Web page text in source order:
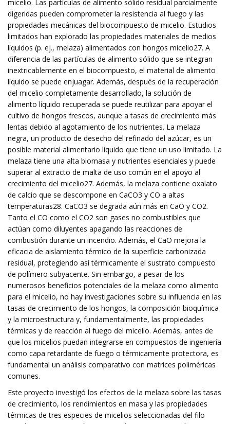
micelio. Las partículas de alimento sólido residual parcialmente
digeridas pueden comprometer la resistencia al fuego y las
propiedades mecánicas del biocompuesto de micelio. Estudios
limitados han explorado las propiedades materiales de medios
líquidos (p. ej., melaza) alimentados con hongos micelio27. A
diferencia de las partículas de alimento sólido que se integran
inextricablemente en el biocompuesto, el material de alimento
líquido se puede enjuagar. Además, después de la recuperación
del micelio completamente desarrollado, la solución de
alimento líquido recuperada se puede reutilizar para apoyar el
cultivo de hongos frescos, aunque a tasas de crecimiento más
lentas debido al agotamiento de los nutrientes. La melaza
negra, un producto de desecho del refinado del azúcar, es un
posible material alimentario líquido que tiene un uso limitado. La
melaza tiene una alta biomasa y nutrientes esenciales y puede
superar al extracto de malta de uso común en el apoyo al
crecimiento del micelio27. Además, la melaza contiene oxalato
de calcio que se descompone en CaCO3 y CO a altas
temperaturas28. CaCO3 se degrada aún más en CaO y CO2.
Tanto el CO como el CO2 son gases no combustibles que
actúan como diluyentes apagando las reacciones de
combustión durante un incendio. Además, el CaO mejora la
eficacia de aislamiento térmico de la superficie carbonizada
residual, protegiendo así térmicamente el sustrato compuesto
de polímero subyacente. Sin embargo, a pesar de los
numerosos beneficios potenciales de la melaza como alimento
para el micelio, no hay investigaciones sobre su influencia en las
tasas de crecimiento de los hongos, la composición bioquímica
y la microestructura y, fundamentalmente, las propiedades
térmicas y de reacción al fuego del micelio. Además, antes de
que los micelios puedan integrarse en compuestos de ingeniería
como capa retardante de fuego o térmicamente protectora, es
fundamental un análisis comparativo con matrices poliméricas
comunes.
Este proyecto investigó los efectos de la melaza sobre las tasas
de crecimiento, los rendimientos en masa y las propiedades
térmicas de tres especies de micelios seleccionadas del filo